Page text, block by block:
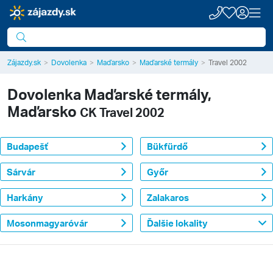
Zájazdy.sk Dovolenka Maďarsko Maďarské termály Travel 2002
Dovolenka Maďarské termály,
Maďarsko CK Travel 2002
Budapešť Bükfürdő
Sárvár Győr
Harkány Zalakaros
Mosonmagyaróvár Ďalšie lokality